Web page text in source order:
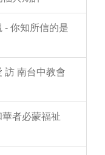
- 你知所信的是
訪 南台中教會
者必蒙福祉